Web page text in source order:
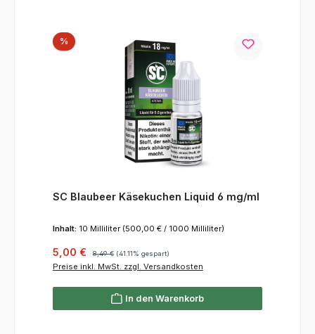
%Rabatt
SC Blaubeer Käsekuchen Liquid 6 mg/ml
Inhalt: 10 Milliliter (500,00 € / 1000 Milliliter)
Verkaufspreis:
5,00 € 8,49 € (41.11% gespart)
Preise inkl. MwSt. zzgl. Versandkosten
In den Warenkorb